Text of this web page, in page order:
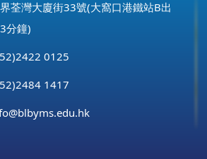
荃灣大廈街33號(大窩口港鐵站B出
分鐘)
0125
1417